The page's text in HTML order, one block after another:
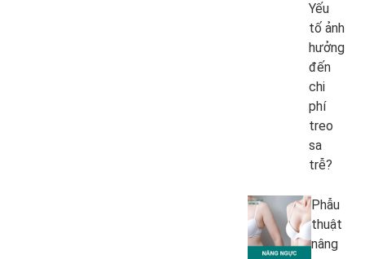
Yếu
tố ảnh
hưởng
đến
chi
phí
treo
sa
trễ?
Phẫu
thuật
nâng